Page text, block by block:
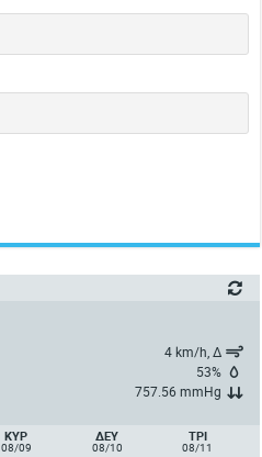
4 km/h, Δ
53%
757.56 mmHg
ΚΥΡ
08/09
ΔΕΥ
08/10
ΤΡΙ
08/11